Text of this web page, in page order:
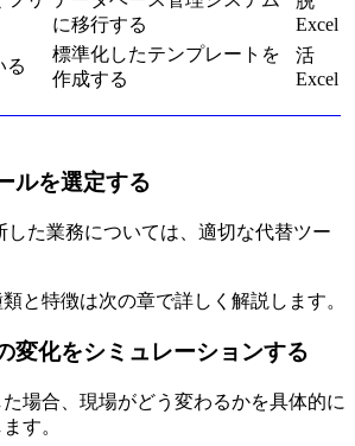
に移行する
Excel
る
標準化したテンプレートを
作成する
活
Excel
ルを選定する
した業務については、適切な代替ツー
と特徴は次の章で詳しく解説します。
変化をシミュレーションする
場合、現場がどう変わるかを具体的に
す。